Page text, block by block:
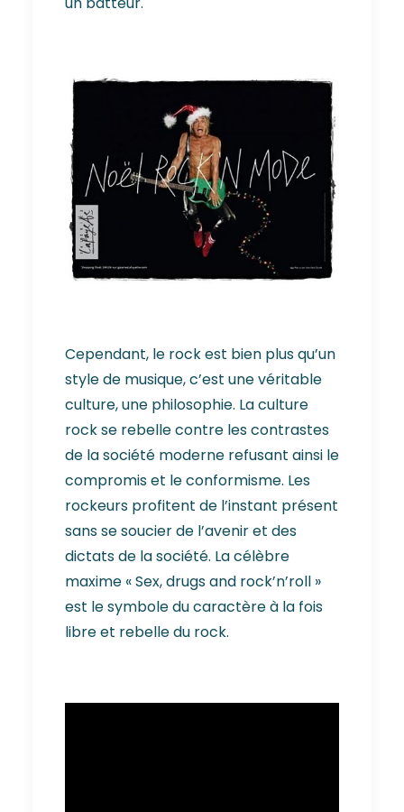
Cependant, le rock est bien plus qu’un
style de musique, c’est une véritable
culture, une philosophie. La culture
rock se rebelle contre les contrastes
de la société moderne refusant ainsi le
compromis et le conformisme. Les
rockeurs profitent de l’instant présent
sans se soucier de l’avenir et des
dictats de la société. La célèbre
maxime « Sex, drugs and rock’n’roll »
est le symbole du caractère à la fois
libre et rebelle du rock.